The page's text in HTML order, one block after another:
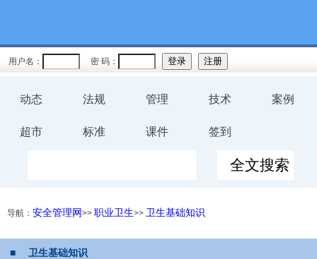
用户名： 密 码：
动态 法规 管理 技术 案例
超市 标准 课件 签到
导航： 安全管理网>> 职业卫生>> 卫生基础知识
■ 卫生基础知识